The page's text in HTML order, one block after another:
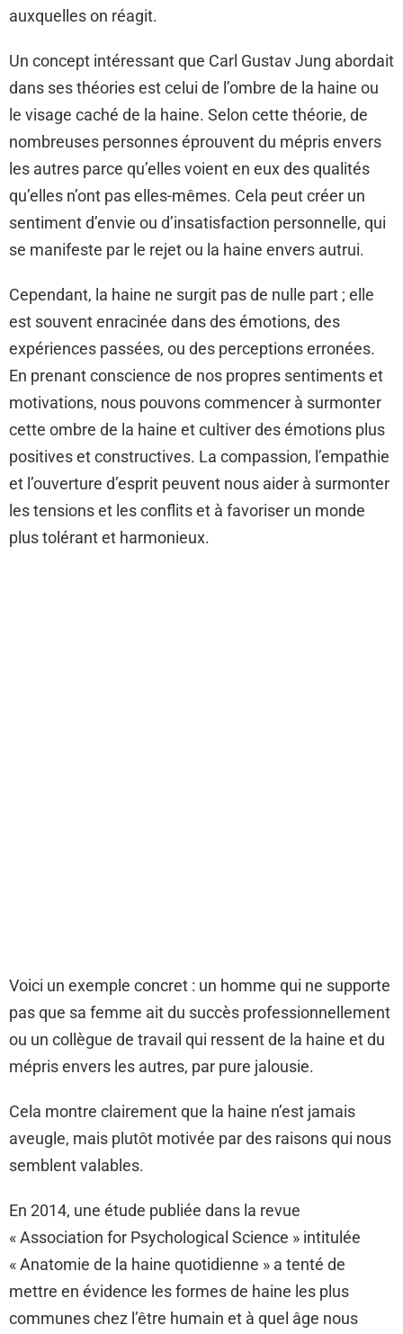
auxquelles on réagit.
Un concept intéressant que Carl Gustav Jung abordait
dans ses théories est celui de l’ombre de la haine ou
le visage caché de la haine. Selon cette théorie, de
nombreuses personnes éprouvent du mépris envers
les autres parce qu’elles voient en eux des qualités
qu’elles n’ont pas elles-mêmes. Cela peut créer un
sentiment d’envie ou d’insatisfaction personnelle, qui
se manifeste par le rejet ou la haine envers autrui.
Cependant, la haine ne surgit pas de nulle part ; elle
est souvent enracinée dans des émotions, des
expériences passées, ou des perceptions erronées.
En prenant conscience de nos propres sentiments et
motivations, nous pouvons commencer à surmonter
cette ombre de la haine et cultiver des émotions plus
positives et constructives. La compassion, l’empathie
et l’ouverture d’esprit peuvent nous aider à surmonter
les tensions et les conflits et à favoriser un monde
plus tolérant et harmonieux.
Voici un exemple concret : un homme qui ne supporte
pas que sa femme ait du succès professionnellement
ou un collègue de travail qui ressent de la haine et du
mépris envers les autres, par pure jalousie.
Cela montre clairement que la haine n’est jamais
aveugle, mais plutôt motivée par des raisons qui nous
semblent valables.
En 2014, une étude publiée dans la revue
« Association for Psychological Science » intitulée
« Anatomie de la haine quotidienne » a tenté de
mettre en évidence les formes de haine les plus
communes chez l’être humain et à quel âge nous